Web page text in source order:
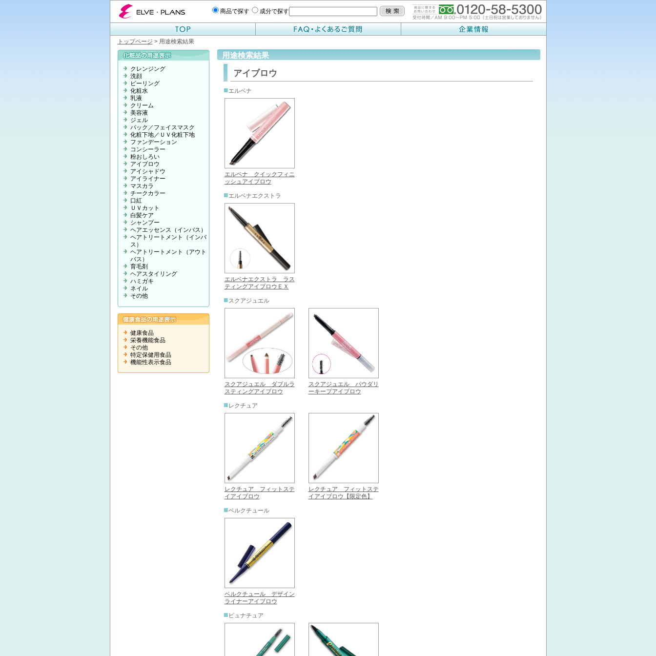
エルベプランズ ELVE-PLANS
商品で探す 成分で探す
トップページ > 用途検索結果
用途検索結果
アイブロウ
■エルベナ
エルベナ クイックフィニ
ッシュアイブロウ
■エルベナエクストラ
エルベナエクストラ ラス
ティングアイブロウＥＸ
■スクアジュエル
スクアジュエル ダブルラ
スティングアイブロウ
スクアジュエル パウダリ
ーキープアイブロウ
■ レクチュア
レクチュア フィットステ
イアイブロウ
レクチュア フィットステ
イアイブロウ【限定色】
■ベルクチュール
ベルクチュール デザイン
ライナーアイブロウ
■ ピュナチュア
クレンジング
洗顔
ピーリング
化粧水
乳液
クリーム
美容液
ジェル
パック／フェイスマスク
化粧下地／ＵＶ化粧下地
ファンデーション
コンシーラー
粉おしろい
アイブロウ
アイシャドウ
アイライナー
マスカラ
チークカラー
口紅
ＵＶカット
白髪ケア
シャンプー
ヘアエッセンス（インバス）
ヘアトリートメント（インバ
ス）
ヘアトリートメント（アウト
バス）
育毛剤
ヘアスタイリング
ハミガキ
ネイル
その他
健康食品
栄養機能食品
その他
特定保健用食品
機能性表示食品